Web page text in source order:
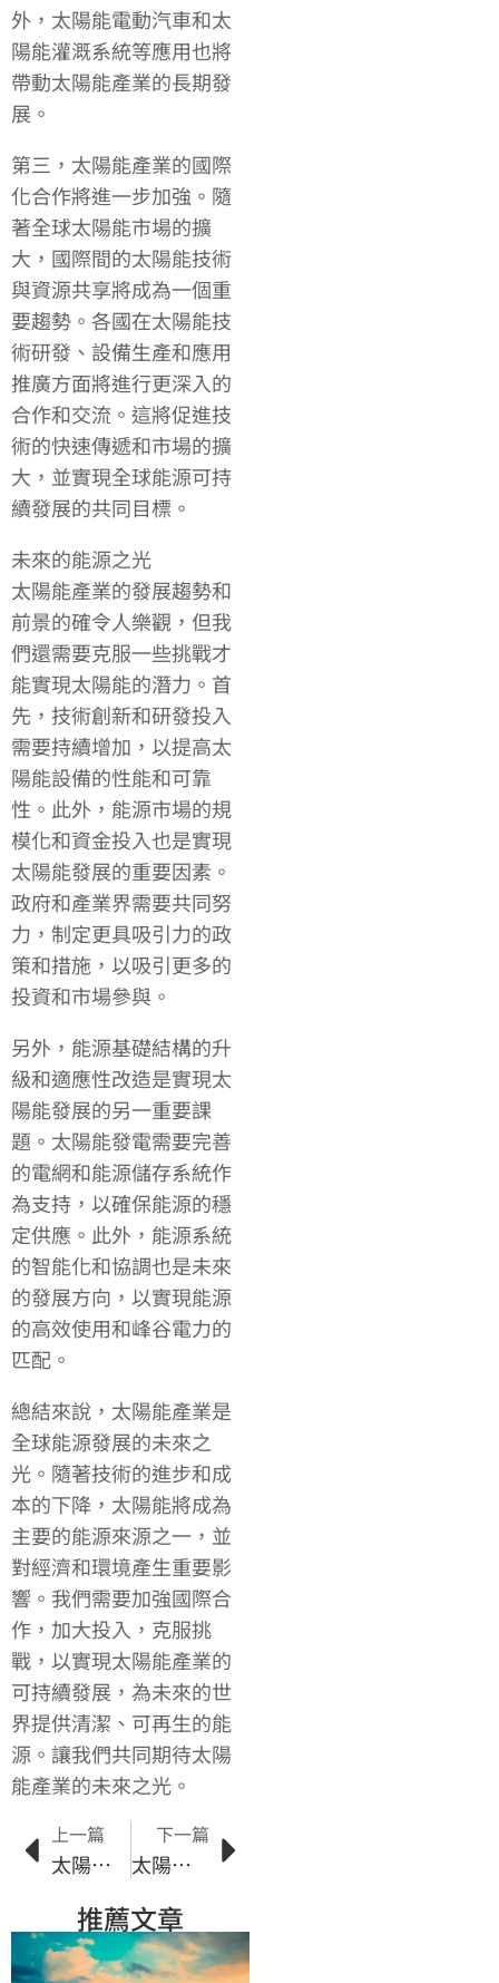
外，太陽能電動汽車和太
陽能灌溉系統等應用也將
帶動太陽能產業的長期發
展。
第三，太陽能產業的國際
化合作將進一步加強。隨
著全球太陽能市場的擴
大，國際間的太陽能技術
與資源共享將成為一個重
要趨勢。各國在太陽能技
術研發、設備生產和應用
推廣方面將進行更深入的
合作和交流。這將促進技
術的快速傳遞和市場的擴
大，並實現全球能源可持
續發展的共同目標。
未來的能源之光
太陽能產業的發展趨勢和
前景的確令人樂觀，但我
們還需要克服一些挑戰才
能實現太陽能的潛力。首
先，技術創新和研發投入
需要持續增加，以提高太
陽能設備的性能和可靠
性。此外，能源市場的規
模化和資金投入也是實現
太陽能發展的重要因素。
政府和產業界需要共同努
力，制定更具吸引力的政
策和措施，以吸引更多的
投資和市場參與。
另外，能源基礎結構的升
級和適應性改造是實現太
陽能發展的另一重要課
題。太陽能發電需要完善
的電網和能源儲存系統作
為支持，以確保能源的穩
定供應。此外，能源系統
的智能化和協調也是未來
的發展方向，以實現能源
的高效使用和峰谷電力的
匹配。
總結來說，太陽能產業是
全球能源發展的未來之
光。隨著技術的進步和成
本的下降，太陽能將成為
主要的能源來源之一，並
對經濟和環境產生重要影
響。我們需要加強國際合
作，加大投入，克服挑
戰，以實現太陽能產業的
可持續發展，為未來的世
界提供清潔、可再生的能
源。讓我們共同期待太陽
能產業的未來之光。
上一篇
太陽能市場趨勢大解析：未來的能源革命
下一篇
太陽能環境效益：建築業的未來趨勢
推薦文章